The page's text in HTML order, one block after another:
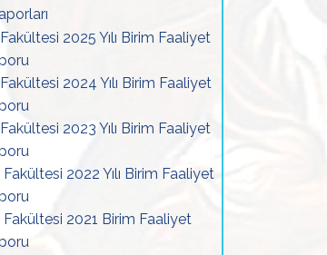
2025 Yılı Birim Faaliyet
2024 Yılı Birim Faaliyet
2023 Yılı Birim Faaliyet
2022 Yılı Birim Faaliyet
2021 Birim Faaliyet